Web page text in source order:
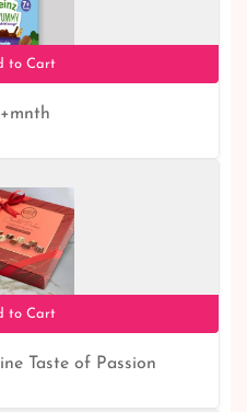
to Cart
to Cart
Taste of Passion